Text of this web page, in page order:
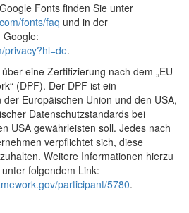
Fonts finden Sie unter
fonts/faq und in der
Google:
privacy?hl=de.
eine Zertifizierung nach dem „EU-
(DPF). Der DPF ist ein
Europäischen Union und den USA,
Datenschutzstandards bei
USA gewährleisten soll. Jedes nach
verpflichtet sich, diese
Weitere Informationen hierzu
folgendem Link:
participant/5780.